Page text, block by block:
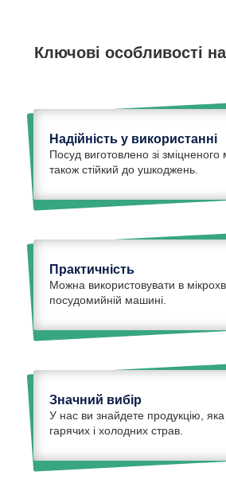
Ключові особливості
Надійність у використанні
Посуд виготовлено зі зміцненого
також стійкий до ушкоджень.
Практичність
Можна використовувати в
посудомийній машині.
Значний вибір
У нас ви знайдете продукцію, яка
гарячих і холодних страв.